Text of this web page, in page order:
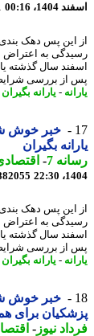
00:16
پس دهک بندی
به اعتراض
از بررسی شرایط
- یارانه بگیران-
خبر خوش
بگیران
7
-اقتصادی-
80882055
پس دهک بندی
به اعتراض
از بررسی شرایط
- یارانه بگیران-
خبر خوش شبانه
برای همه
نیوز-اقتصادی